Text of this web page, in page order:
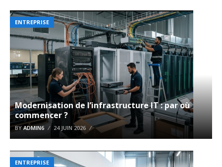
ENTREPRISE
Modernisation de l’infrastructure IT : par où
commencer ?
BYADMIN6 24 JUIN 2026
ENTREPRISE